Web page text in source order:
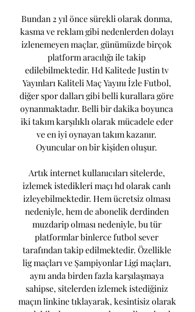
Bundan 2 yıl önce sürekli olarak donma,
kasma ve reklam gibi nedenlerden dolayı
izlenemeyen maçlar, günümüzde birçok
platform aracılığı ile takip
edilebilmektedir. Hd Kalitede Justin tv
Yayınları Kaliteli Maç Yayını İzle Futbol,
diğer spor dalları gibi belli kurallara göre
oynanmaktadır. Belli bir dakika boyunca
iki takım karşılıklı olarak mücadele eder
ve en iyi oynayan takım kazanır.
Oyuncular on bir kişiden oluşur.
Artık internet kullanıcıları sitelerde,
izlemek istedikleri maçı hd olarak canlı
izleyebilmektedir. Hem ücretsiz olması
nedeniyle, hem de abonelik derdinden
muzdarip olması nedeniyle, bu tür
platformlar binlerce futbol sever
tarafından takip edilmektedir. Özellikle
lig maçları ve Şampiyonlar Ligi maçları,
aynı anda birden fazla karşılaşmaya
sahipse, sitelerden izlemek istediğiniz
maçın linkine tıklayarak, kesintisiz olarak